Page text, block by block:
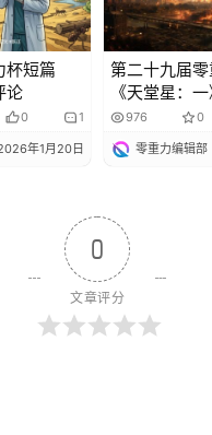
杯短篇
论
0 1
年1月20日
第二十九届
《天堂星：
976 0
零重力编辑部
0
文章评分